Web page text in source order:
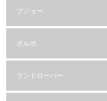
プジョー
ボルボ
ランドローバー